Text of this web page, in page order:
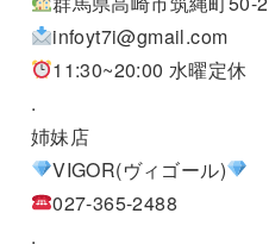
infoyt7i@gmail.com
11:30~20:00 水曜定休
.
姉妹店
VIGOR(ヴィゴール)
027-365-2488
.